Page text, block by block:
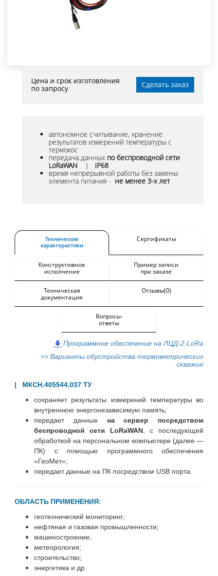
Цена и срок изготовления
по запросу
Сделать заказ
автономное считывание, хранение
результатов измерений температуры с
термокос
передача данных по беспроводной сети
LoRaWAN
|
IР68
время непрерывной работы без замены
элемента питания - не менее 3-х лет
Технические
характеристики
Сертификаты
Конструктивное
исполнение
Пример записи
при заказе
Техническая
документация
Отзывы(0)
Вопросы-
ответы
Программное обеспечение на ЛЦД-2-LoRa
>> Варианты обустройства термометрических
скважин
| МКСН.405544.037 ТУ
сохраняет результаты измерений температуры во
внутреннюю энергонезависимую память;
передает данные на сервер посредством
беспроводной сети LoRaWAN , с последующей
обработкой на персональном компьютере (далее —
ПК) с помощью программного обеспечения
«ГеоМет»;
передает данные на ПК посредством USB порта.
ОБЛАСТЬ ПРИМЕНЕНИЯ:
геотехнический мониторинг;
нефтяная и газовая промышленности;
машиностроение;
метеорология;
строительство;
энергетика и др.